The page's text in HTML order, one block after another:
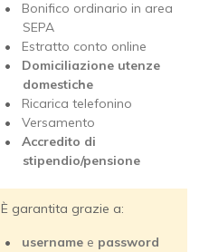
Bonifico ordinario in area
SEPA
Estratto conto online
Domiciliazione utenze
domestiche
Ricarica telefonino
Versamento
Accredito di
stipendio/pensione
È garantita grazie a:
username e password